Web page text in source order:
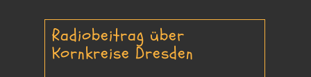
Radiobeitrag über
Kornkreise Dresden